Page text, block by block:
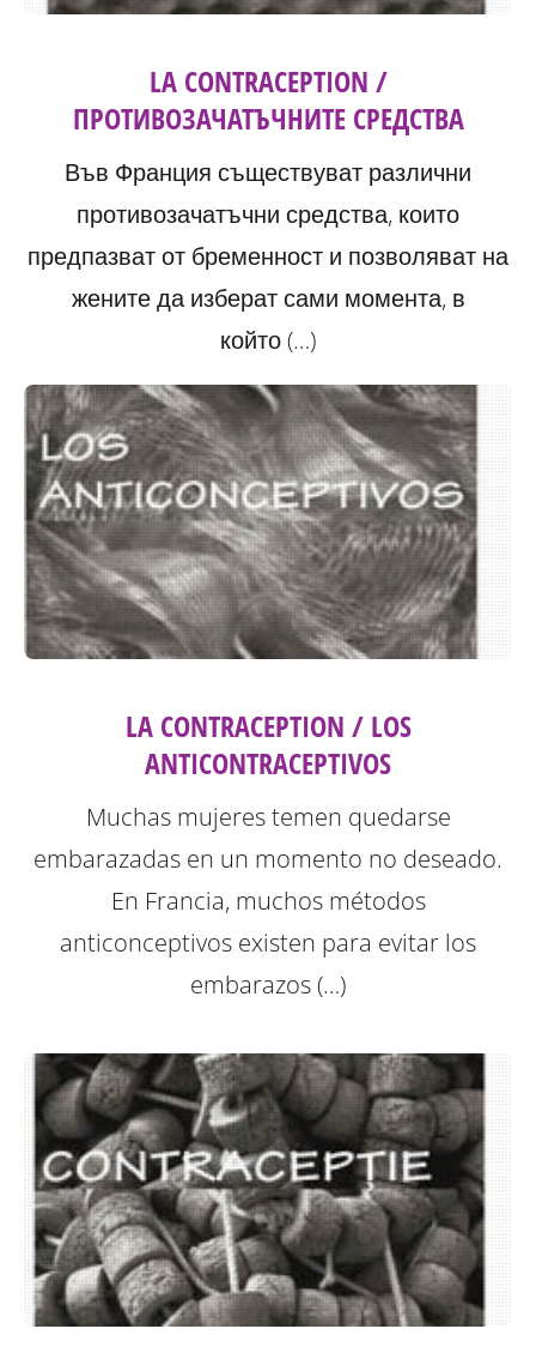
LA CONTRACEPTION /
ПРОТИВОЗАЧАТЪЧНИТЕ СРЕДСТВА
Във Франция съществуват различни
противозачатъчни средства, които
предпазват от бременност и позволяват на
жените да изберат сами момента, в
който (…)
LA CONTRACEPTION / LOS
ANTICONTRACEPTIVOS
Muchas mujeres temen quedarse
embarazadas en un momento no deseado.
En Francia, muchos métodos
anticonceptivos existen para evitar los
embarazos (…)